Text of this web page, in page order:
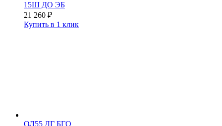
15Ш ДО ЭБ
21 260 ₽
Купить в 1 клик
ОЛ55 ДГ БГО